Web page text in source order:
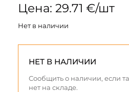
Цена: 29.71 €/шт
Нет в наличии
НЕТ В НАЛИЧИИ
Сообщить о наличии, если
нет на складе.